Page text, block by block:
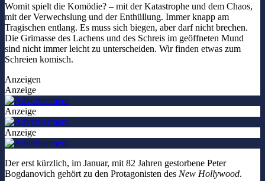
Womit spielt die Komödie? – mit der Katastrophe und dem Chaos,
mit der Verwechslung und der Enthüllung. Immer knapp am
Tragischen entlang. Es muss sich biegen, aber darf nicht brechen.
Die Grimasse des Lachens und des Schreis im geöffneten Mund
sind nicht immer leicht zu unterscheiden. Wir finden etwas zum
Schreien komisch.
Anzeigen
Anzeige
Anzeige
Anzeige
Der erst kürzlich, im Januar, mit 82 Jahren gestorbene Peter
Bogdanovich gehört zu den Protagonisten des New Hollywood.